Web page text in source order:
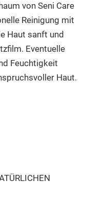
von Seni Care
Reinigung mit
Haut sanft und
Eventuelle
Feuchtigkeit
Haut.